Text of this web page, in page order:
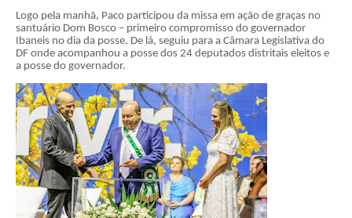
Logo pela manhã, Paco participou da missa em ação de graças no
santuário Dom Bosco – primeiro compromisso do governador
Ibaneis no dia da posse. De lá, seguiu para a Câmara Legislativa do
DF onde acompanhou a posse dos 24 deputados distritais eleitos e
a posse do governador.